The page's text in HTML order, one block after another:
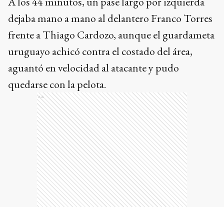
dejaba mano a mano al delantero Franco Torres
frente a Thiago Cardozo, aunque el guardameta
uruguayo achicó contra el costado del área,
aguantó en velocidad al atacante y pudo
quedarse con la pelota.
Ads